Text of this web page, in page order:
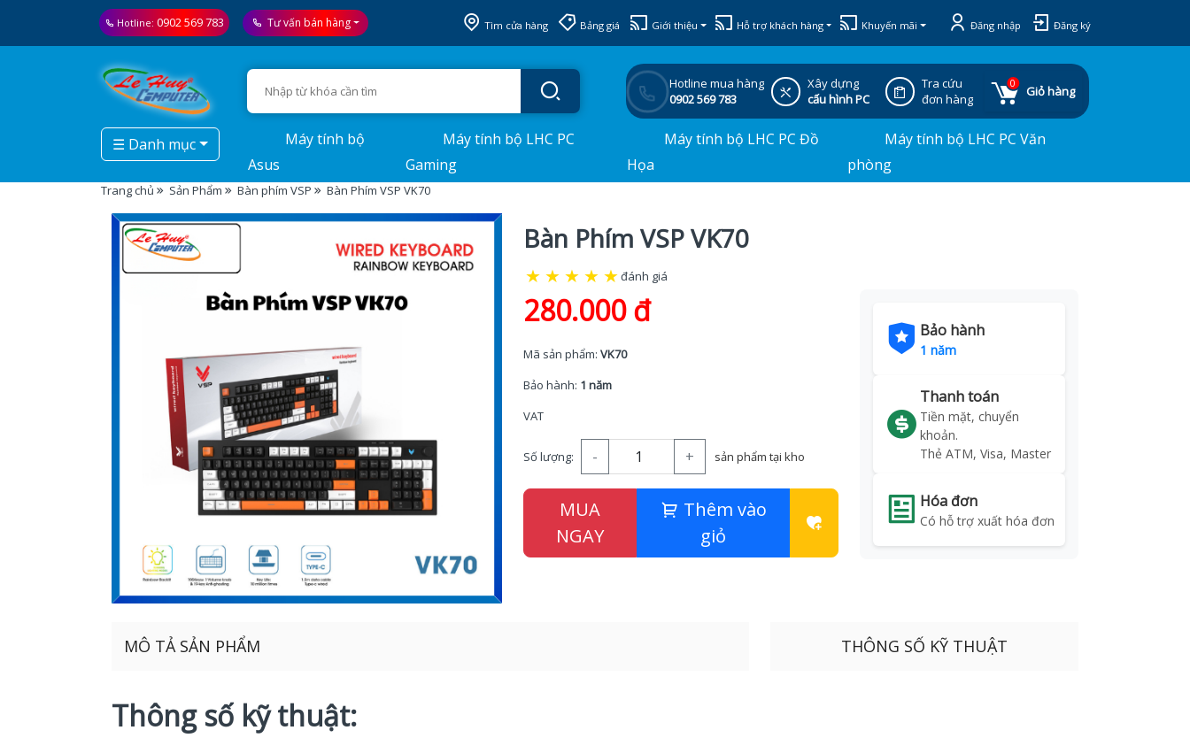
Hotline: 0902 569 783 Tư vấn bán hàng Tìm cửa hàng Bảng giá Giới thiệu Hỗ trợ khách hàng Khuyến mãi Đăng nhập Đăng ký
Hotline mua hàng
0902 569 783
Xây dựng
cấu hình PC
Tra cứu
đơn hàng
0
Giỏ hàng
☰ Danh mục
Máy tính bộ
Asus
Máy tính bộ LHC PC
Gaming
Máy tính bộ LHC PC Đồ
Họa
Máy tính bộ LHC PC Văn
phòng
Trang chủ Sản Phẩm Bàn phím VSP Bàn Phím VSP VK70
Bàn Phím VSP VK70
★ ★ ★ ★ ★đánh giá
280.000 đ
Mã sản phẩm: VK70
Bảo hành: 1 năm
VAT
Số lượng: - + sản phẩm tại kho
MUA
NGAY
Thêm vào
giỏ
Bảo hành
1 năm
Thanh toán
Tiền mặt, chuyển
khoản.
Thẻ ATM, Visa, Master
Hóa đơn
Có hỗ trợ xuất hóa đơn
MÔ TẢ SẢN PHẨM
Thông số kỹ thuật:
THÔNG SỐ KỸ THUẬT